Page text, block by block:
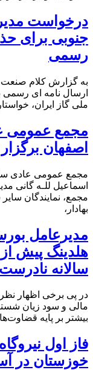
درخواست
جنوبی برای
رسمی
به گزارش کلام
ارسال نامه ای رسمی
ملی گاز ایران،
مجمع عمومی
اصفهان
مجمع عمومی عادی
اسماعیل للـه گانی
مجمع، نمایندگان
بهادار،
مدیرعامل
هلدینگ پیش
سالانه
در پی برخی اظهار
مالی و سود زیان
بیشتر بر پایه
فاز اول
خوزستان در